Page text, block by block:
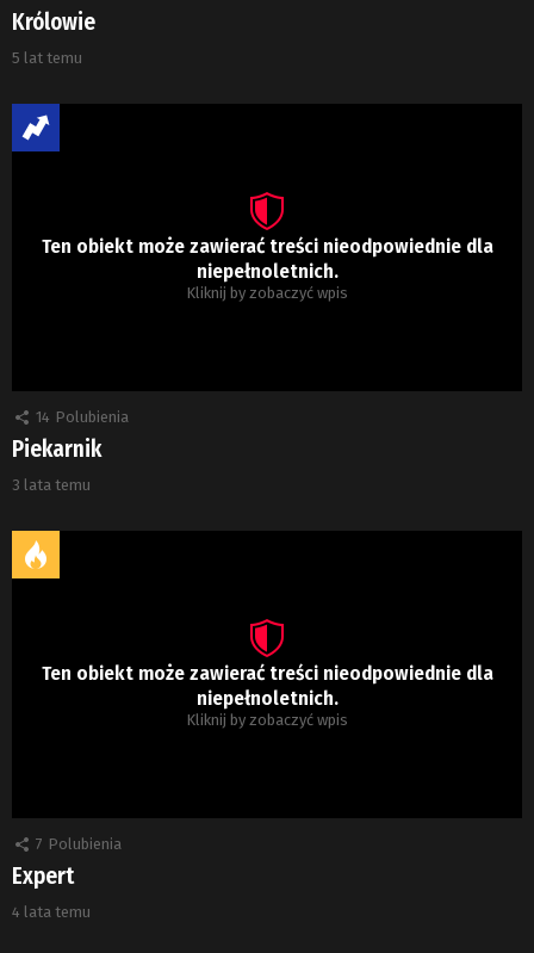
Królowie
5 lat temu
Ten obiekt może zawierać treści nieodpowiednie dla
niepełnoletnich.
Kliknij by zobaczyć wpis
14 Polubienia
Piekarnik
3 lata temu
Ten obiekt może zawierać treści nieodpowiednie dla
niepełnoletnich.
Kliknij by zobaczyć wpis
7 Polubienia
Expert
4 lata temu